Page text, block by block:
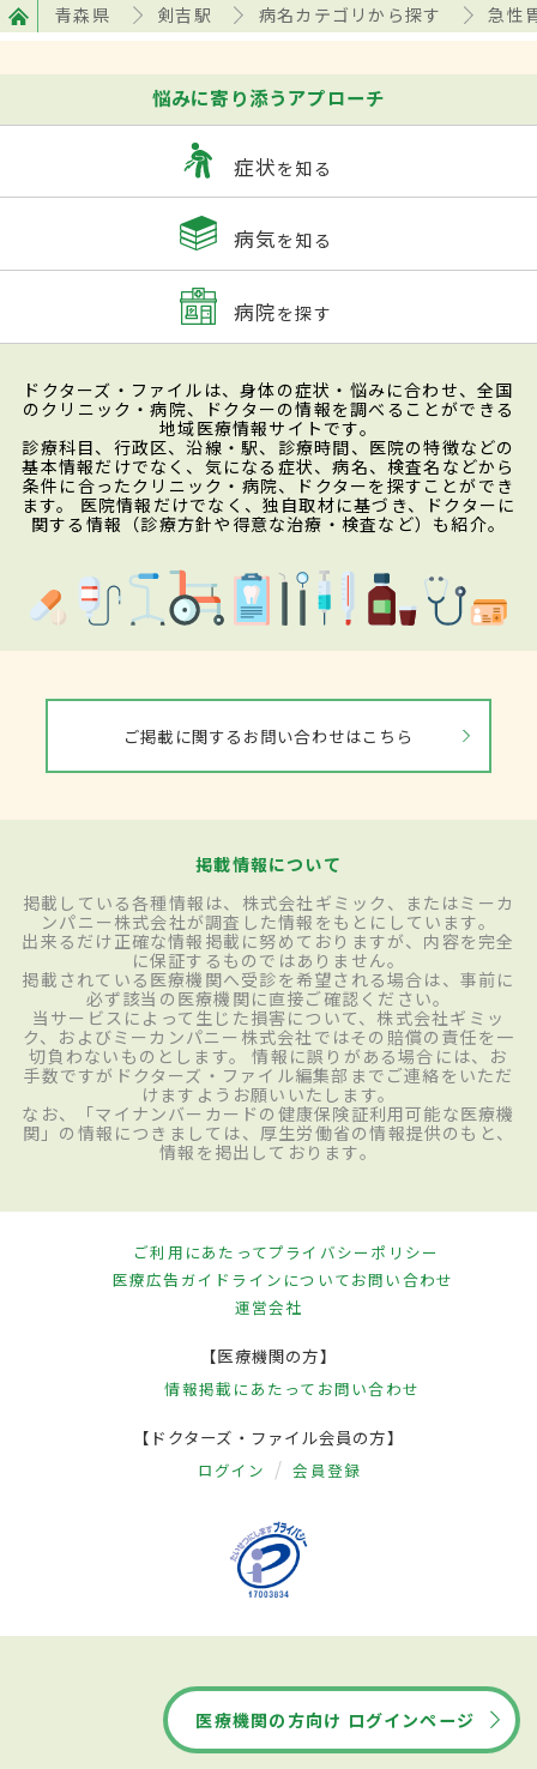
青森県 剣吉駅 病名カテゴリから探す 急性
悩みに寄り添うアプローチ
症状を知る
病気を知る
病院を探す
ドクターズ・ファイルは、身体の症状・悩みに合わせ、全国
のクリニック・病院、ドクターの情報を調べることができる
地域医療情報サイトです。
診療科目、行政区、沿線・駅、診療時間、医院の特徴などの
基本情報だけでなく、気になる症状、病名、検査名などから
条件に合ったクリニック・病院、ドクターを探すことができ
ます。 医院情報だけでなく、独自取材に基づき、ドクターに
関する情報（診療方針や得意な治療・検査など）も紹介。
ご掲載に関するお問い合わせはこちら
掲載情報について
掲載している各種情報は、株式会社ギミック、またはミーカ
ンパニー株式会社が調査した情報をもとにしています。
出来るだけ正確な情報掲載に努めておりますが、内容を完全
に保証するものではありません。
掲載されている医療機関へ受診を希望される場合は、事前に
必ず該当の医療機関に直接ご確認ください。
当サービスによって生じた損害について、株式会社ギミッ
ク、およびミーカンパニー株式会社ではその賠償の責任を一
切負わないものとします。 情報に誤りがある場合には、お
手数ですがドクターズ・ファイル編集部までご連絡をいただ
けますようお願いいたします。
なお、「マイナンバーカードの健康保険証利用可能な医療機
関」の情報につきましては、厚生労働省の情報提供のもと、
情報を掲出しております。
ご利用にあたってプライバシーポリシー
医療広告ガイドラインについてお問い合わせ
運営会社
【医療機関の方】
情報掲載にあたって お問い合わせ
【ドクターズ・ファイル会員の方】
ログイン 会員登録
医療機関の方向け ログインページ